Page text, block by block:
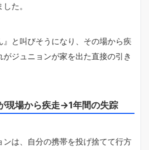
た。
』と叫びそうになり、その場から疾
ジュニョンが家を出た直接の引き
場から疾走→1年間の失踪
ンは、自分の携帯を投げ捨てて行方